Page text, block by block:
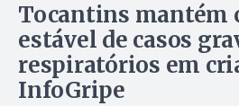
Tocantins mantém
estável de casos
respiratórios em
InfoGripe